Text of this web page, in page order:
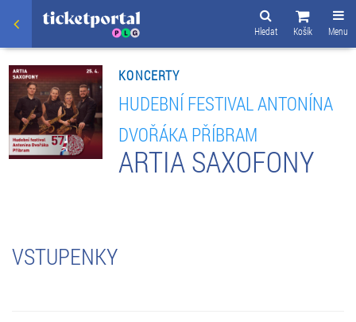
Menu
Košík
Hledat
KONCERTY
HUDEBNÍ FESTIVAL ANTONÍNA
DVOŘÁKA PŘÍBRAM
ARTIA SAXOFONY
VSTUPENKY